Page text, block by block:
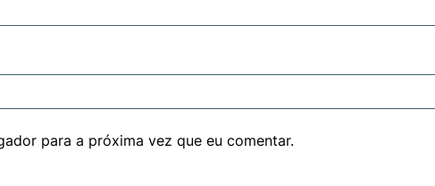
para a próxima vez que eu comentar.